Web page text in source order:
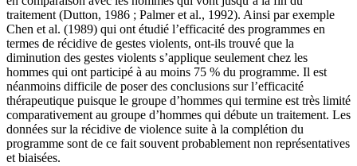
traitement (Dutton, 1986 ; Palmer et al., 1992). Ainsi par exemple
Chen et al. (1989) qui ont étudié l’efficacité des programmes en
termes de récidive de gestes violents, ont-ils trouvé que la
diminution des gestes violents s’applique seulement chez les
hommes qui ont participé à au moins 75 % du programme. Il est
néanmoins difficile de poser des conclusions sur l’efficacité
thérapeutique puisque le groupe d’hommes qui termine est très limité
comparativement au groupe d’hommes qui débute un traitement. Les
données sur la récidive de violence suite à la complétion du
programme sont de ce fait souvent probablement non représentatives
et biaisées.